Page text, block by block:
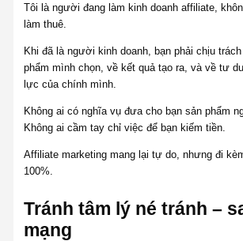
Tôi là người đang làm kinh doanh affiliate,
làm thuê.
Khi đã là người kinh doanh, bạn phải chịu
phẩm mình chọn, về kết quả tạo ra, và về tư
lực của chính mình.
Không ai có nghĩa vụ đưa cho bạn sản phẩm
Không ai cầm tay chỉ việc để bạn kiếm tiền.
Affiliate marketing mang lại tự do, nhưng đi
100%.
Tránh tâm lý né tránh –
mạng